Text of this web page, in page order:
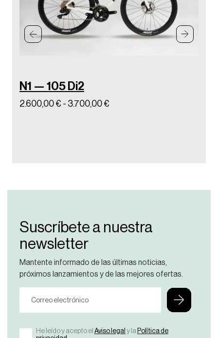
N1 — 105 Di2
2.600,00 € - 3.700,00 €
Suscríbete a nuestra
newsletter
Mantente informado de las últimas noticias,
próximos lanzamientos y de las mejores ofertas.
He leído y acepto el Aviso legal y la Política de